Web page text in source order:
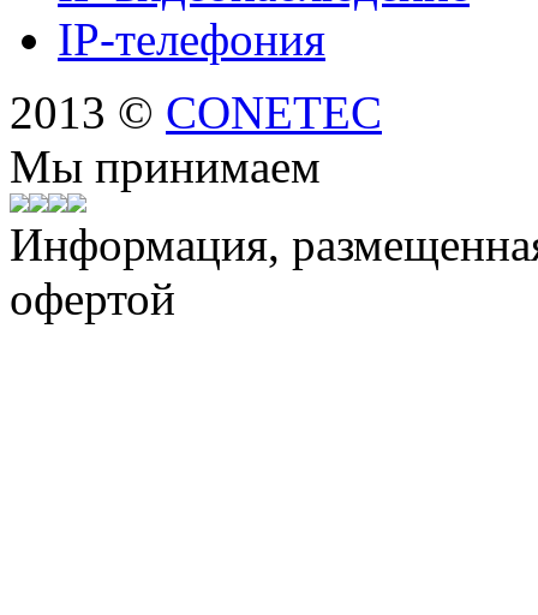
IP-телефония
2013 © CONETEC
Мы принимаем
Информация,
офертой